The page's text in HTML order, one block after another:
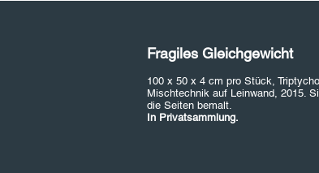
Fragiles Gleichgewicht
100 x 50 x 4 cm pro Stück,
Mischtechnik auf Leinwand, 2015.
die Seiten bemalt.
In Privatsammlung.